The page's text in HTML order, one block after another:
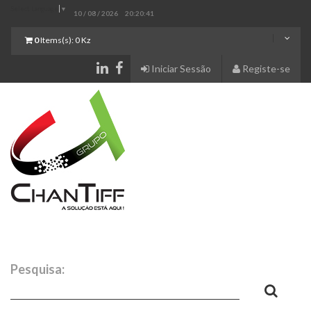
▼
10 / 08 / 2026 20:20:41
0Items(s): 0 Kz
Registe-se
Iniciar Sessão
Pesquisa: